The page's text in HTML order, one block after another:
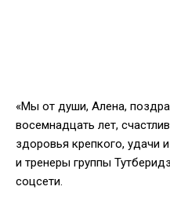
«Мы от души, Алена,
восемнадцать лет,
здоровья крепкого, удачи
и тренеры группы
соцсети.